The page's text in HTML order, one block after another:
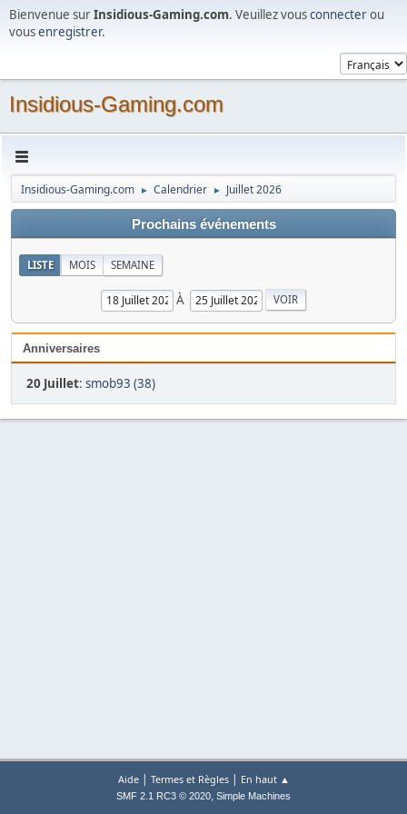
Bienvenue surInsidious-Gaming.com. Veuillez vousconnecterou
vousenregistrer.
Insidious-Gaming.com
Insidious-Gaming.com ► Calendrier ► Juillet 2026
Prochains événements
LISTE MOIS SEMAINE
À
Anniversaires
20 Juillet: smob93 (38)
Aide| Termes et Règles| En haut ▲
SMF 2.1 RC3 © 2020, Simple Machines